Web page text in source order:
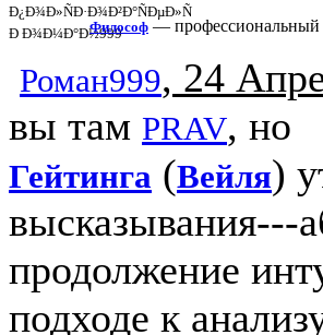
Философ — профессиональный
Роман999, 24
вы там PRAV, но
Гейтинга (Вейля)
высказывания---
продолжение
подходе к